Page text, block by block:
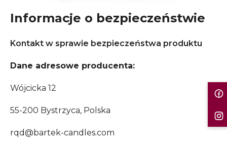
Informacje o bezpieczeństwie
Kontakt w sprawie bezpieczeństwa produktu
Dane adresowe producenta:
Wójcicka 12
55-200 Bystrzyca, Polska
rqd@bartek-candles.com